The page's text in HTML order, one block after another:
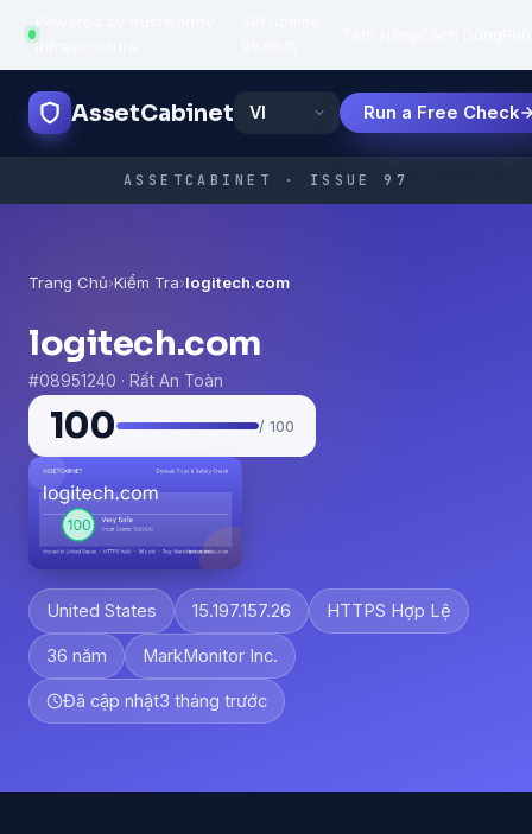
infrastructure
AssetCabinet Run a Free Check
ASSETCABINET · ISSUE 97
Trang Chủ›Kiểm Tra›logitech.com
logitech.com
#08951240 · Rất An Toàn
100 / 100
United States 15.197.157.26 HTTPS Hợp Lệ
36 năm MarkMonitor Inc.
Đã cập nhật3 tháng trước